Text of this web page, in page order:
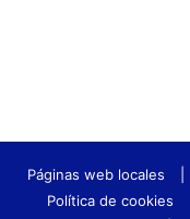
Páginas web locales
Política de cookies